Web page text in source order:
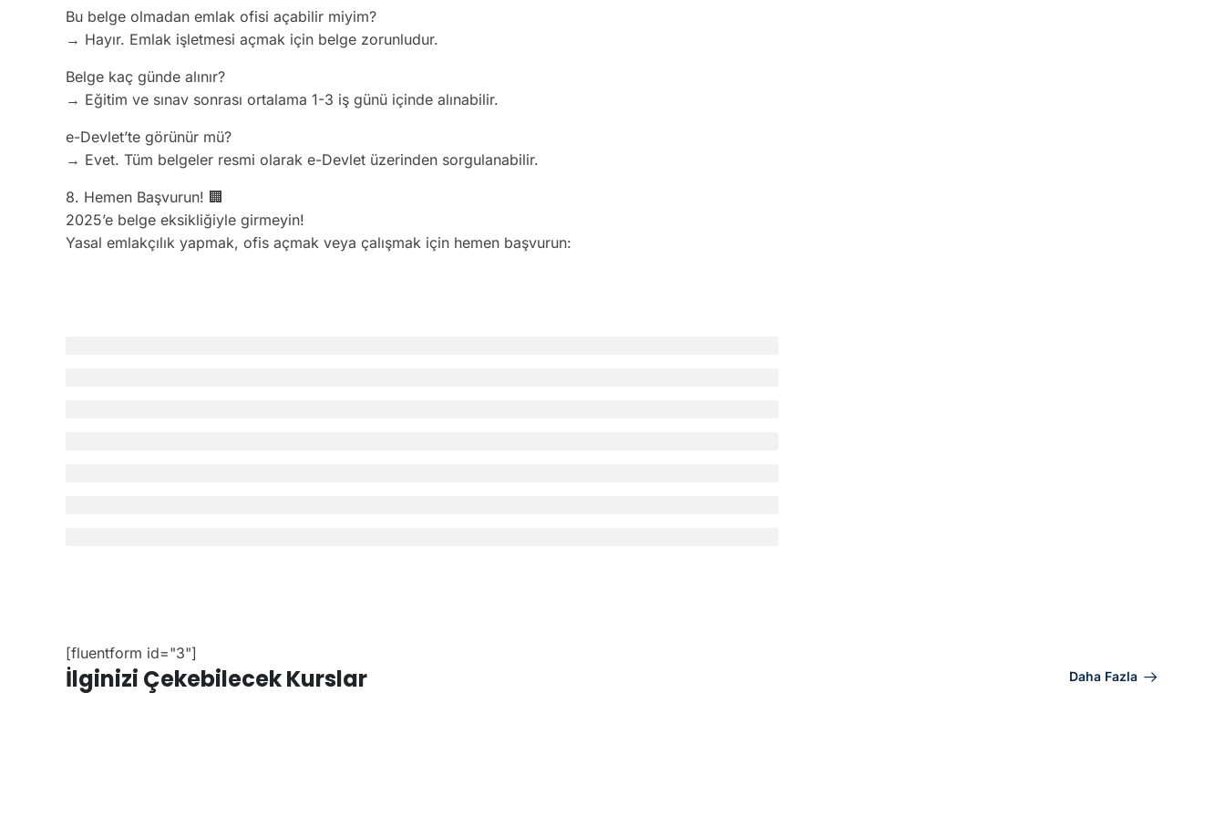
Bu belge olmadan emlak ofisi açabilir miyim?
→ Hayır. Emlak işletmesi açmak için belge zorunludur.
Belge kaç günde alınır?
→ Eğitim ve sınav sonrası ortalama 1-3 iş günü içinde alınabilir.
e-Devlet’te görünür mü?
→ Evet. Tüm belgeler resmi olarak e-Devlet üzerinden sorgulanabilir.
8. Hemen Başvurun! 🏢
2025’e belge eksikliğiyle girmeyin!
Yasal emlakçılık yapmak, ofis açmak veya çalışmak için hemen başvurun:
[fluentform id="3"]
İlginizi Çekebilecek Kurslar Daha Fazla